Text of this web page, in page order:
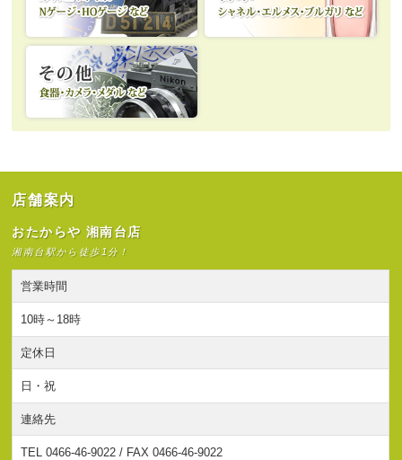
店舗案内
おたからや 湘南台店
湘南台駅から徒歩1分！
営業時間
10時～18時
定休日
日・祝
連絡先
TEL 0466-46-9022 / FAX 0466-46-9022